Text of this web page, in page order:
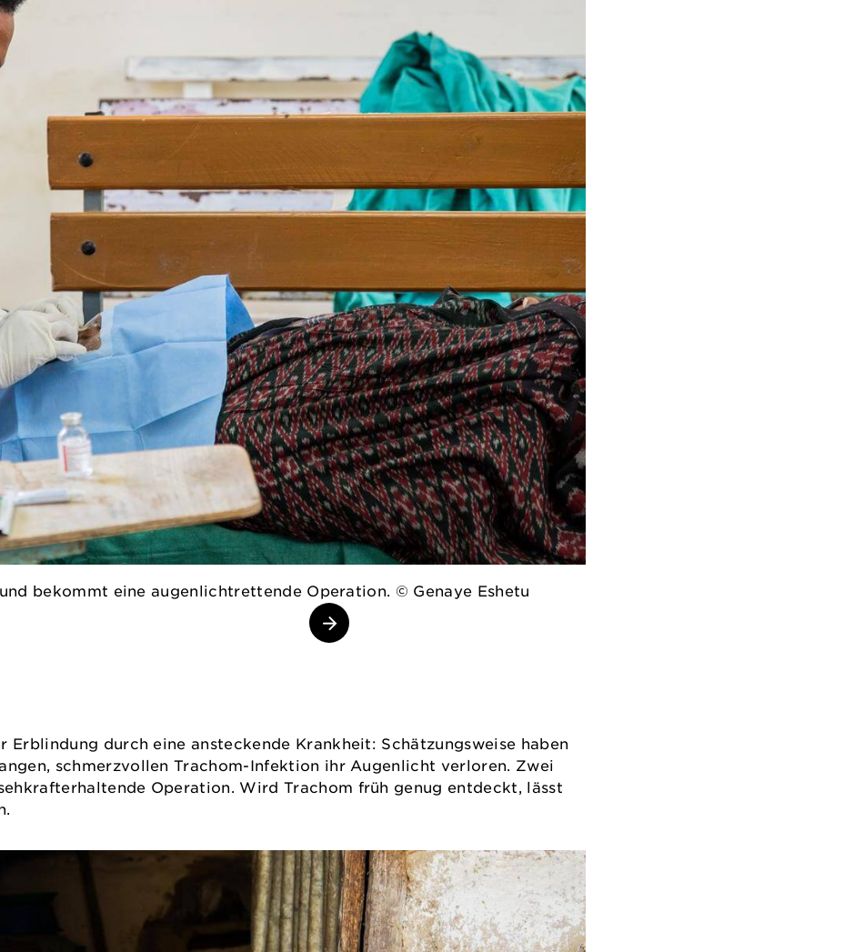
bekommt eine augenlichtrettende Operation. © Genaye Eshetu
durch eine ansteckende Krankheit: Schätzungsweise haben
schmerzvollen Trachom-Infektion ihr Augenlicht verloren. Zwei
Operation. Wird Trachom früh genug entdeckt, lässt